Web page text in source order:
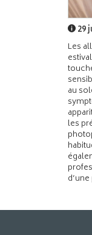
29
Les
au
les